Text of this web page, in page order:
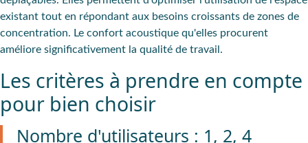
existant tout en répondant aux besoins croissants de zones de
concentration. Le confort acoustique qu'elles procurent
améliore significativement la qualité de travail.
Les critères à prendre en compte
pour bien choisir
Nombre d'utilisateurs : 1, 2, 4